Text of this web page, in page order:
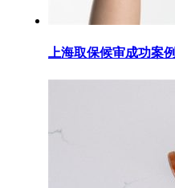
上海取保候审成功案例